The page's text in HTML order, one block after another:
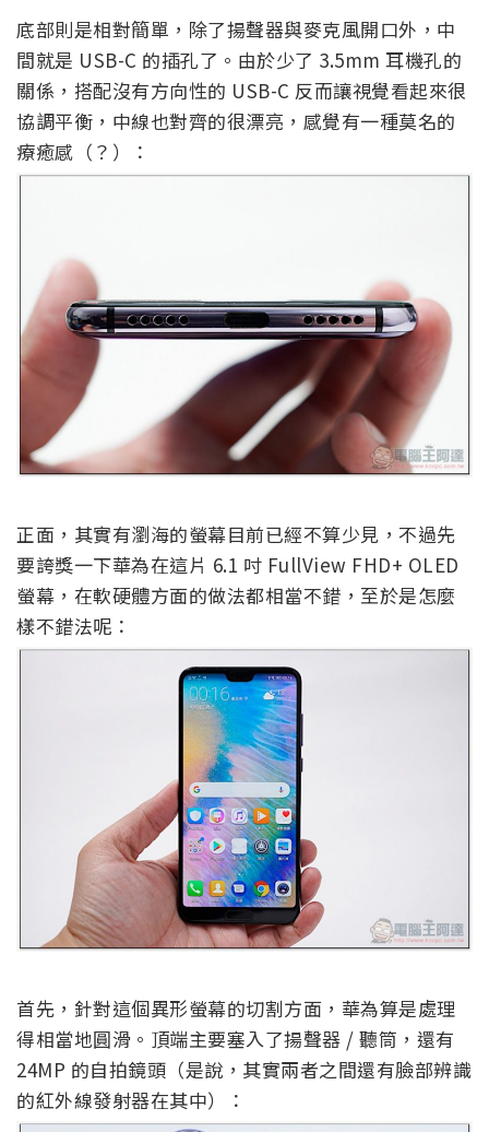
底部則是相對簡單，除了揚聲器與麥克風開口外，中
間就是 USB-C 的插孔了。由於少了 3.5mm 耳機孔的
關係，搭配沒有方向性的 USB-C 反而讓視覺看起來很
協調平衡，中線也對齊的很漂亮，感覺有一種莫名的
療癒感（？）：
正面，其實有瀏海的螢幕目前已經不算少見，不過先
要誇獎一下華為在這片 6.1 吋 FullView FHD+ OLED
螢幕，在軟硬體方面的做法都相當不錯，至於是怎麼
樣不錯法呢：
首先，針對這個異形螢幕的切割方面，華為算是處理
得相當地圓滑。頂端主要塞入了揚聲器 / 聽筒，還有
24MP 的自拍鏡頭（是說，其實兩者之間還有臉部辨識
的紅外線發射器在其中）：